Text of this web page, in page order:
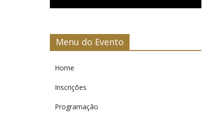
Menu do Evento
Home
Inscrições
Programação